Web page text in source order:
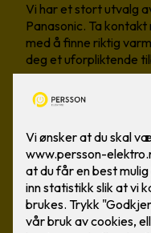
Vi har et stort utvalg
Panasonic. Ta
med å finne riktig
deg et uforpliktende